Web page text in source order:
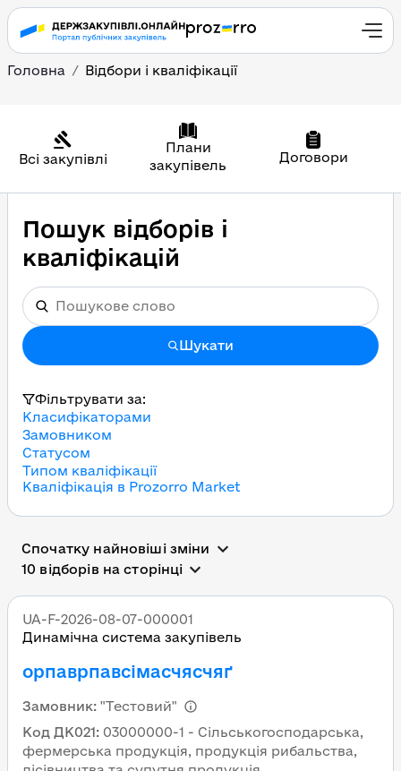
Головна Відбори і кваліфікації
Всі закупівлі
Плани
закупівель
Договори
Пошук відборів і
кваліфікацій
Шукати
Фільтрувати за:
Класифікаторами
Замовником
Статусом
Типом кваліфікації
Кваліфікація в Prozorro Market
Всі державні тендери в
Спочатку найновіші зміни
10 відборів на сторінці
UA-F-2026-08-07-000001
Динамічна система закупівель
орпаврпавсімасчясчяґ
Замовник: "Тестовий"
Код ДК021: 03000000-1 - Сільськогосподарська,
фермерська продукція, продукція рибальства,